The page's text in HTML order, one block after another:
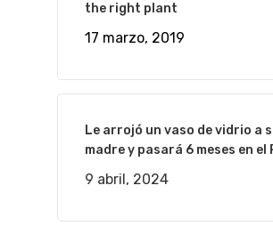
the right plant
17 marzo, 2019
Le arrojó un vaso de vidrio a
madre y pasará 6 meses en el
9 abril, 2024